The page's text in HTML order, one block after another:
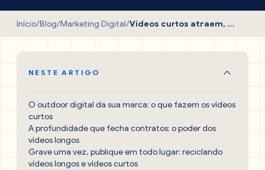
Início/Blog/Marketing Digital/ Vídeos curtos atraem, vídeos longos vendem. Entenda!
NESTE ARTIGO
O outdoor digital da sua marca: o que fazem os vídeos
curtos
A profundidade que fecha contratos: o poder dos
vídeos longos
Grave uma vez, publique em todo lugar: reciclando
vídeos longos e vídeos curtos